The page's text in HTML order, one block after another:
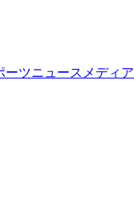
ーツニュースメディア